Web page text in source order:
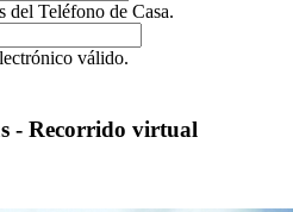
del Teléfono de Casa.
válido.
- Recorrido virtual